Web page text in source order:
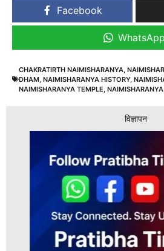
Facebook
WhatsApp
CHAKRATIRTH NAIMISHARANYA,
DHAM, NAIMISHARANYA HISTORY,
NAIMISHARANYA TEMPLE,
विज्ञापन